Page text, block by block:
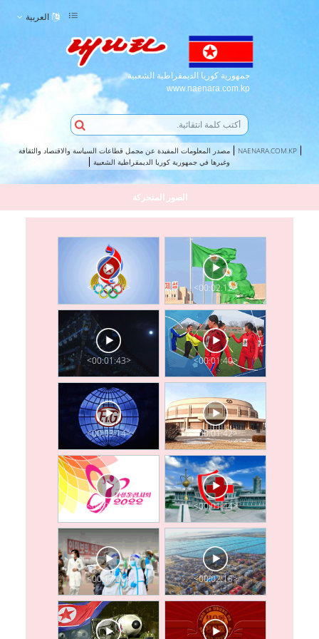
جمهورية كوريا الديمقراطية الشعبية
www.naenara.com.kp
العربية
NAENARA.COM.KP
مصدر المعلومات المفيدة عن مجمل قطاعات السياسة والاقتصاد والثقافة
وغيرها في جمهورية كوريا الديمقراطية الشعبية
الصور المتحركة
<00:02:12>
<00:01:46>
<00:01:40>
<00:01:43>
<00:01:42>
<00:03:14>
<00:01:44>
<00:05:18>
<00:02:15>
<00:17:06>